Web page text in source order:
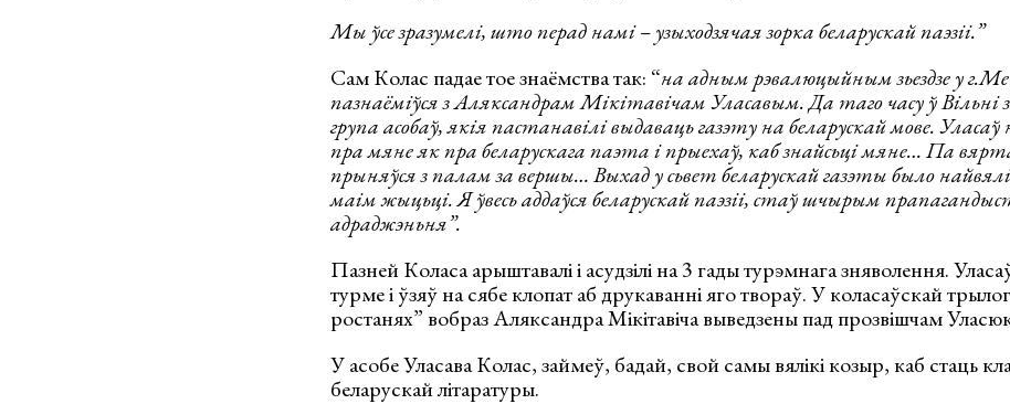
Мы ўсе зразумелі, што перад намі – узыходзячая зорка беларускай паэзіі.”
Сам Колас падае тое знаёмства так: “на адным рэвалюцыйным зьездзе у
пазнаёміўся з Аляксандрам Мікітавічам Уласавым. Да таго часу ў Вільні
група асобаў, якія пастанавілі выдаваць газэту на беларускай мове. Уласаў
пра мяне як пра беларускага паэта і прыехаў, каб знайсьці мяне… Па
прыняўся з палам за вершы… Выхад у сьвет беларускай газэты было
маім жыцьці. Я ўвесь аддаўся беларускай паэзіі, стаў шчырым
адраджэньня”.
Пазней Коласа арыштавалі і асудзілі на 3 гады турэмнага зняволення.
турме і ўзяў на сябе клопат аб друкаванні яго твораў. У коласаўскай
ростанях” вобраз Аляксандра Мікітавіча выведзены пад прозвішчам
У асобе Уласава Колас, займеў, бадай, свой самы вялікі козыр, каб стаць
беларускай літаратуры.